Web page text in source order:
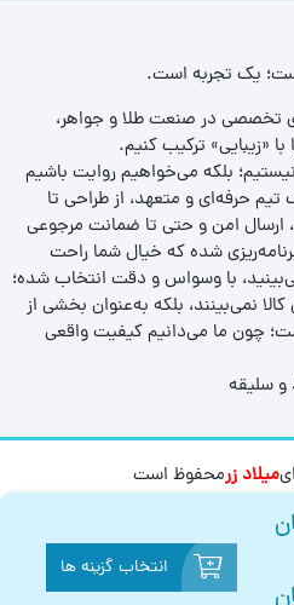
یک تجربه‌ است.
۱۴ سال سابقه‌ی تخصصی در صنعت طلا و جواهر،
با «زیبایی» ترکیب کنیم.
بلکه می‌خواهیم روایت باشیم
تیم حرفه‌ای و متعهد، از طراحی تا
ارسال امن و حتی تا ضمانت مرجوعی
شده که خیال شما راحت
با وسواس و دقت انتخاب شده؛
نمی‌بینند، بلکه به‌عنوان بخشی از
چون ما می‌دانیم کیفیت واقعی
و سلیقه
میلاد زرمحفوظ است
انتخاب گزینه ها